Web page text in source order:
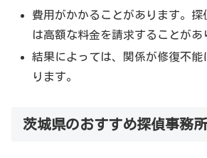
費用がかかることがあります。探
は高額な料金を請求することがあ
結果によっては、関係が修復不能
ります。
茨城県のおすすめ探偵事務